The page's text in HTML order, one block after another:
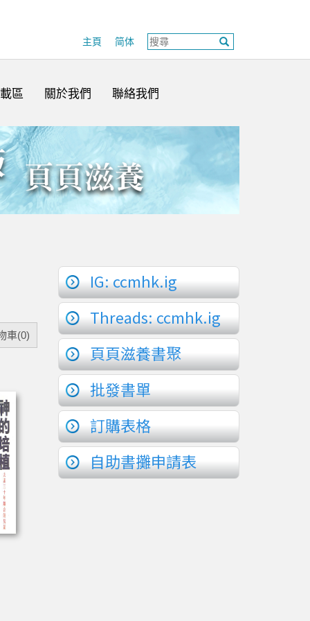
主頁 简体
區 關於我們 聯絡我們
車(0)
IG: ccmhk.ig
Threads: ccmhk.ig
頁頁滋養書聚
批發書單
訂購表格
自助書攤申請表